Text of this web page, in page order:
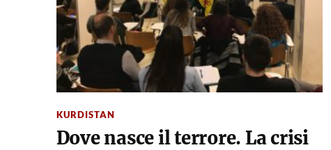
KURDISTAN
Dove nasce il terrore. La crisi